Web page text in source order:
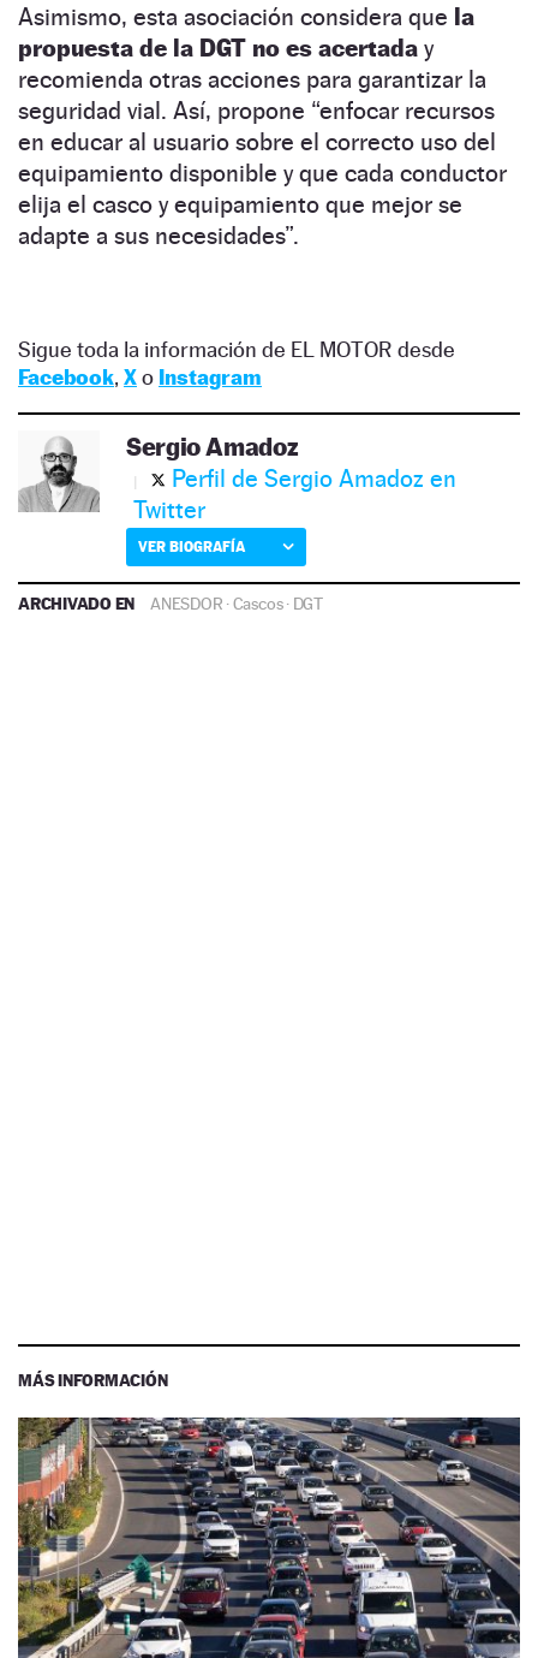
Asimismo, esta asociación considera que la
propuesta de la DGT no es acertada y
recomienda otras acciones para garantizar la
seguridad vial. Así, propone “enfocar recursos
en educar al usuario sobre el correcto uso del
equipamiento disponible y que cada conductor
elija el casco y equipamiento que mejor se
adapte a sus necesidades”.
Sigue toda la información de EL MOTOR desde
Facebook, Xo Instagram
Sergio Amadoz
Perfil de Sergio Amadoz en
Twitter
VER BIOGRAFÍA
ARCHIVADO EN ANESDOR ·Cascos· DGT
MÁS INFORMACIÓN